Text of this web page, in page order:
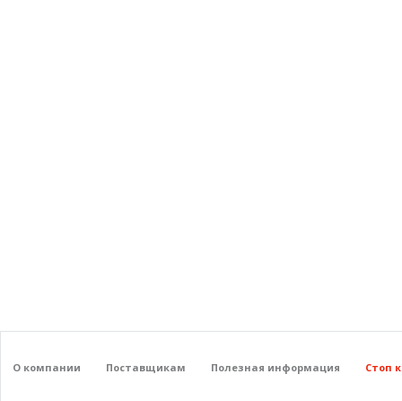
О компании Поставщикам Полезная информация Стоп